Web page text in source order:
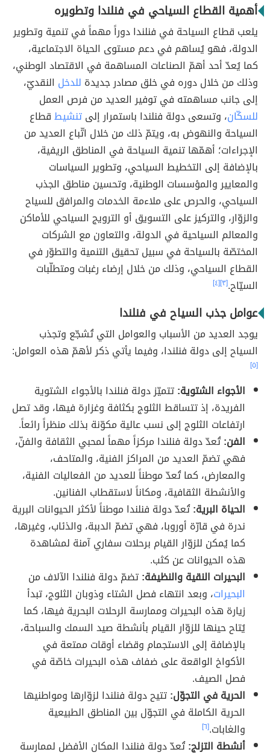
أهمية القطاع السياحي في فنلندا وتطويره
يلعب قطاع السياحة في فنلندا دوراً مهماً في تنمية وتطوير
الدولة، فهو يُساهم في دعم مستوى الحياة الاجتماعية،
كما يُعدّ أحد أهمّ الصناعات المساهمة في الاقتصاد الوطني،
وذلك من خلال دوره في خلق مصادر جديدة للدخل النقديّ،
إلى جانب مساهمته في توفير العديد من فرص العمل
للسكّان، وتسعى دولة فنلندا باستمرار إلىتنشيطقطاع
السياحة والنهوض به، ويتمّ ذلك من خلال اتّباع العديد من
الإجراءات؛ أهمّها تنمية السياحة في المناطق الريفية،
بالإضافة إلى التخطيط السياحي، وتطوير السياسات
والمعايير والمؤسسات الوطنية، وتحسين مناطق الجذب
السياحي، والحرص على ملاءمة الخدمات والمرافق للسياح
والزوّار، والتركيز على التسويق أو الترويج السياحي للأماكن
والمعالم السياحية في الدولة، والتعاون مع الشركات
المختصّة بالسياحة في سبيل تحقيق التنمية والتطوّر في
القطاع السياحي، وذلك من خلال إرضاء رغبات ومتطلّبات
السيّاح.[٣] [٤]
عوامل جذب السياح في فنلندا
يوجد العديد من الأسباب والعوامل التي تُشجّع وتجذب
السياح إلى دولة فنلندا، وفيما يأتي ذكر لأهمّ هذه العوامل:
[٥]
الأجواء الشتوية:تتميّز دولة فنلندا بالأجواء الشتوية
الفريدة، إذ تتساقط الثلوج بكثافة وغزارة فيها، وقد تصل
ارتفاعات الثلوج إلى نسب عالية مكوّنة بذلك منظراً رائعاً.
الفن:تُعدّ دولة فنلندا مركزاً مهماً لمحبي الثقافة والفنّ،
فهي تضمّ العديد من المراكز الفنية، والمتاحف،
والمعارض، كما تُعدّ موطناً للعديد من الفعاليات الفنية،
والأنشطة الثقافية، ومكاناً لاستقطاب الفنانين.
الحياة البرية:تُعدّ دولة فنلندا موطناً لأكثر الحيوانات البرية
ندرة في قارّة أوروبا، فهي تضمّ الدببة، والذئاب، وغيرها،
كما يُمكن للزوّار القيام برحلات سفاري آمنة لمشاهدة
هذه الحيوانات عن كثب.
البحيرات النقية والنظيفة:تضمّ دولة فنلندا الآلاف من
البحيرات، وبعد انتهاء فصل الشتاء وذوبان الثلوج، تبدأ
زيارة هذه البحيرات وممارسة الرحلات البحرية فيها، كما
يُتاح حينها للزوّار القيام بأنشطة صيد السمك والسباحة،
بالإضافة إلى الاستجمام وقضاء أوقات ممتعة في
الأكواخ الواقعة على ضفاف هذه البحيرات خاصّة في
فصل الصيف.
الحرية في التجوّل:تتيح دولة فنلندا لزوّارها ومواطنيها
الحرية الكاملة في التجوّل بين المناطق الطبيعية
والغابات.[٦]
أنشطة التزلج:تُعدّ دولة فنلندا المكان الأفضل لممارسة